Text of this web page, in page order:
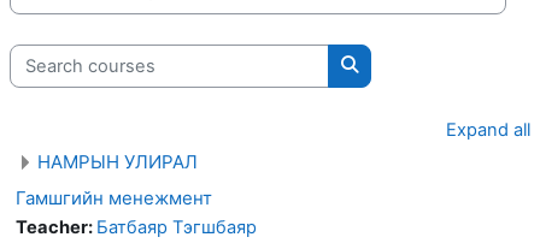
Search courses
Search courses
Expand all
НАМРЫН УЛИРАЛ
Гамшгийн менежмент
Teacher: Батбаяр Тэгшбаяр